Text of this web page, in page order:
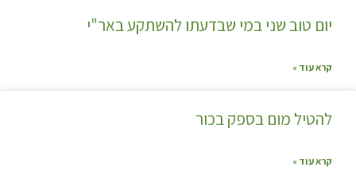
יום טוב שני במי שבדעתו להשתקע באר"י
קרא עוד »
להטיל מום בספק בכור
קרא עוד »